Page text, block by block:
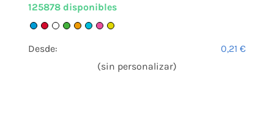
125878 disponibles
Desde: 0,21€
(sin personalizar)